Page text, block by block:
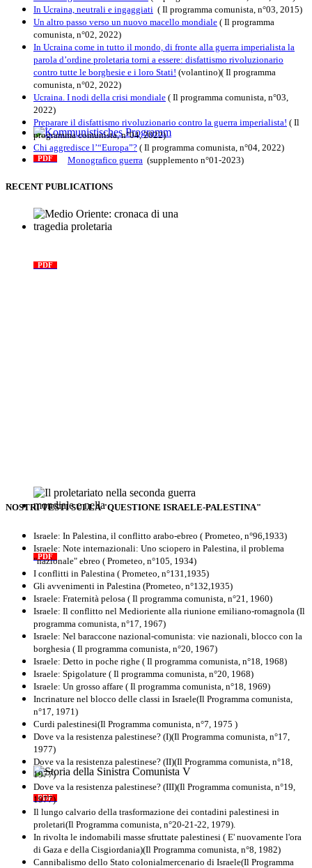
Kommunistisches Programm
PDF n°10 - 2026
In Ucraina, neutrali e ingaggiati ( Il programma comunista, n°03, 2015)
Un altro passo verso un nuovo macello mondiale ( Il programma
comunista, n°02, 2022)
In Ucraina come in tutto il mondo, di fronte alla guerra imperialista la
parola d’ordine proletaria torni a essere: disfattismo rivoluzionario
contro tutte le borghesie e i loro Stati! (volantino)( Il programma
comunista, n°02, 2022)
Ucraina. I nodi della crisi mondiale ( Il programma comunista, n°03,
2022)
Preparare il disfattismo rivoluzionario contro la guerra imperialista! ( Il
programma comunista, n°04, 2022)
Chi aggredisce l’“Europa”? ( Il programma comunista, n°04, 2022)
Monografico guerra (supplemento n°01-2023)
RECENT PUBLICATIONS
PDF
mondiale e nella "Resistenza"
antifascista
PDF Quaderno n°4 (nuova edizione 2021)
Storia della Sinistra Comunista V
PDF
NOSTRI TESTI SULLA "QUESTIONE ISRAELE-PALESTINA"
Israele: In Palestina, il conflitto arabo-ebreo ( Prometeo, n°96,1933)
Israele: Note internazionali: Uno sciopero in Palestina, il problema
"nazionale" ebreo ( Prometeo, n°105, 1934)
I conflitti in Palestina ( Prometeo, n°131,1935)
Gli avvenimenti in Palestina (Prometeo, n°132,1935)
Israele: Fraternità pelosa ( Il programma comunista, n°21, 1960)
Israele: Il conflitto nel Medioriente alla riunione emiliano-romagnola (Il
programma comunista, n°17, 1967)
Israele: Nel baraccone nazional-comunista: vie nazionali, blocco con la
borghesia ( Il programma comunista, n°20, 1967)
Israele: Detto in poche righe ( Il programma comunista, n°18, 1968)
Israele: Spigolature ( Il programma comunista, n°20, 1968)
Israele: Un grosso affare ( Il programma comunista, n°18, 1969)
Incrinature nel blocco delle classi in Israele(Il Programma comunista,
n°17, 1971)
Curdi palestinesi(Il Programma comunista, n°7, 1975 )
Dove va la resistenza palestinese? (I)(Il Programma comunista, n°17,
1977)
Dove va la resistenza palestinese? (II)(Il Programma comunista, n°18,
1977)
Dove va la resistenza palestinese? (III)(Il Programma comunista, n°19,
1977)
Il lungo calvario della trasformazione dei contadini palestinesi in
proletari(Il Programma comunista, n°20-21-22, 1979).
In rivolta le indomabili masse sfruttate palestinesi ( E' nuovamente l'ora
di Gaza e della Cisgiordania)(Il Programma comunista, n°8, 1982)
Cannibalismo dello Stato colonialmercenario di Israele(Il Programma